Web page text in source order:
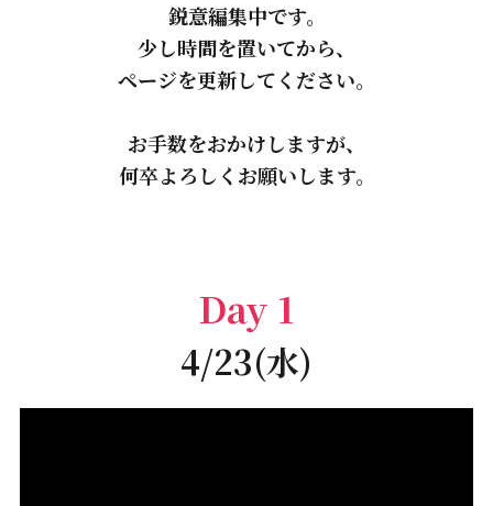
鋭意編集中です。
少し時間を置いてから、
ページを更新してください。
お手数をおかけしますが、
何卒よろしくお願いします。
Day 1
4/23(水)